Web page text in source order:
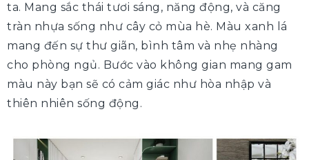
ta. Mang sắc thái tươi sáng, năng động, và căng
tràn nhựa sống như cây cỏ mùa hè. Màu xanh lá
mang đến sự thư giãn, bình tâm và nhẹ nhàng
cho phòng ngủ. Bước vào không gian mang gam
màu này bạn sẽ có cảm giác như hòa nhập và
thiên nhiên sống động.